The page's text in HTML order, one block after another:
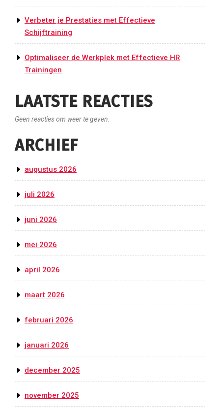
Verbeter je Prestaties met Effectieve
Schijftraining
Optimaliseer de Werkplek met Effectieve HR
Trainingen
LAATSTE REACTIES
Geen reacties om weer te geven.
ARCHIEF
augustus 2026
juli 2026
juni 2026
mei 2026
april 2026
maart 2026
februari 2026
januari 2026
december 2025
november 2025